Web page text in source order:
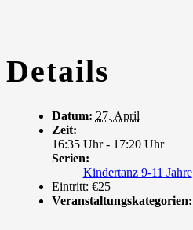
Details
Datum: 27. April
Zeit:
16:35 Uhr - 17:20 Uhr
Serien:
Kindertanz 9-11 Jahre
Eintritt: €25
Veranstaltungskategorien: